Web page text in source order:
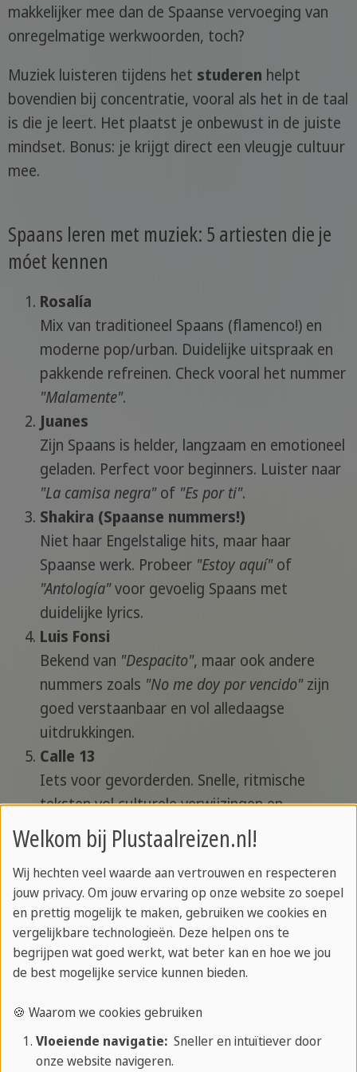
makkelijker mee dan de Spaanse vervoeging van
onregelmatige werkwoorden, toch?
Muziek luisteren tijdens het studeren helpt
bovendien bij concentratie, vooral als het in de taal
is die je leert. Het plaatst je onbewust in de juiste
mindset. Bonus: je krijgt direct een vleugje cultuur
mee.
Spaans leren met muziek: 5 artiesten die je
móet kennen
Rosalía
Mix van traditioneel Spaans (flamenco!) en
moderne pop/urban. Duidelijke uitspraak en
pakkende refreinen. Check vooral het nummer
"Malamente".
Juanes
Zijn Spaans is helder, langzaam en emotioneel
geladen. Perfect voor beginners. Luister naar
"La camisa negra"of "Es por ti".
Shakira (Spaanse nummers!)
Niet haar Engelstalige hits, maar haar
Spaanse werk. Probeer "Estoy aquí"of
"Antología"voor gevoelig Spaans met
duidelijke lyrics.
Luis Fonsi
Bekend van "Despacito", maar ook andere
nummers zoals "No me doy por vencido"zijn
goed verstaanbaar en vol alledaagse
uitdrukkingen.
Calle 13
Iets voor gevorderden. Snelle, ritmische
teksten vol culturele verwijzingen en
straattaal. Perfect als je écht je niveau wilt
pushen.
Welkom bij Plustaalreizen.nl!
Wij hechten veel waarde aan vertrouwen en respecteren
jouw privacy. Om jouw ervaring op onze website zo soepel
en prettig mogelijk te maken, gebruiken we cookies en
vergelijkbare technologieën. Deze helpen ons te
begrijpen wat goed werkt, wat beter kan en hoe we jou
de best mogelijke service kunnen bieden.
🍪 Waarom we cookies gebruiken
Vloeiende navigatie:Sneller en intuïtiever door
onze website navigeren.